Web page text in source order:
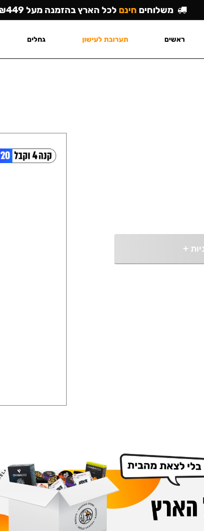
+
משלוחים חינם לכל הארץ בהזמנה מעל ₪449
ראשים תערובת לעישון גחלים